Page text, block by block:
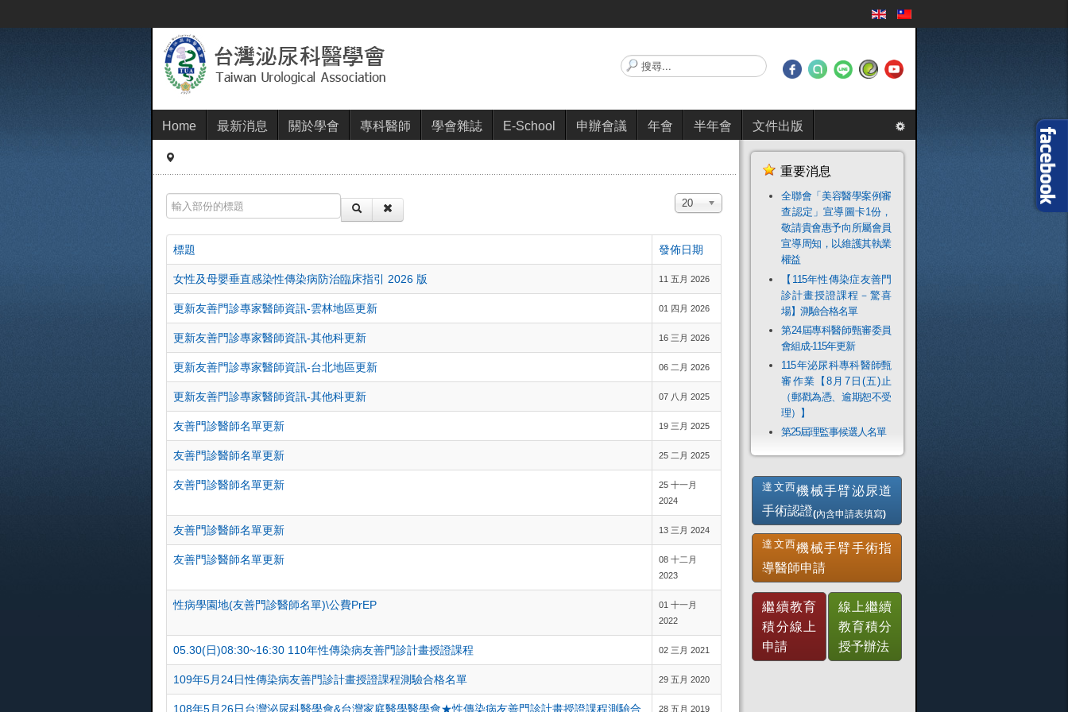
搜
尋...
Home 最新消息 關於學會 專科醫師 學會雜誌 E-School 申辦會議 年會 半年會 文件出版
輸入部份的標題 顯示數目
20
標題 發佈日期
女性及母嬰垂直感染性傳染病防治臨床指引 2026 版 11 五月 2026
更新友善門診專家醫師資訊-雲林地區更新 01 四月 2026
更新友善門診專家醫師資訊-其他科更新 16 三月 2026
更新友善門診專家醫師資訊-台北地區更新 06 二月 2026
更新友善門診專家醫師資訊-其他科更新 07 八月 2025
友善門診醫師名單更新 19 三月 2025
友善門診醫師名單更新 25 二月 2025
友善門診醫師名單更新
25 十一月
2024
友善門診醫師名單更新 13 三月 2024
友善門診醫師名單更新
08 十二月
2023
性病學園地(友善門診醫師名單)\公費PrEP
01 十一月
2022
05.30(日)08:30~16:30 110年性傳染病友善門診計畫授證課程 02 三月 2021
109年5月24日性傳染病友善門診計畫授證課程測驗合格名單 29 五月 2020
108年5月26日台灣泌尿科醫學會&台灣家庭醫學醫學會★性傳染病友善門診計畫授證課程測驗合 28 五月 2019
重要消息
全聯會「​美容醫學案例審
查認定」宣導圖卡1份，
敬請貴會惠予向所屬會員
宣導周知，以維護其執業
權益
【115年性傳染症友善門
診計畫授證課程－驚喜
場】測驗合格名單
第24屆專科醫師甄審委員
會組成-115年更新
115年泌尿科專科醫師甄
審作業【8月7日(五)止
（郵戳為憑、逾期恕不受
理）】
第25屆理監事候選人名單
達文西機械手臂泌尿道
手術認證(內含申請表填寫)
達文西機械手臂手術指
導醫師申請
繼續教育
積分線上
申請
線上繼續
教育積分
授予辦法